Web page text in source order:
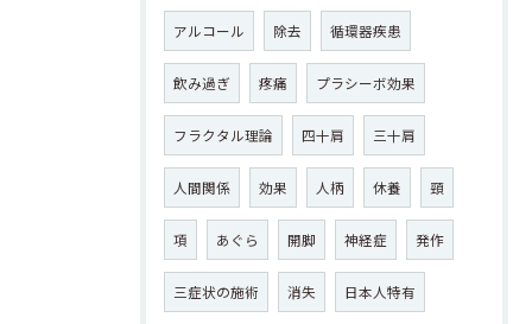
アルコール 除去 循環器疾患
飲み過ぎ 疼痛 プラシーボ効果
フラクタル理論 四十肩 三十肩
人間関係 効果 人柄 休養 頸
項 あぐら 開脚 神経症 発作
三症状の施術 消失 日本人特有